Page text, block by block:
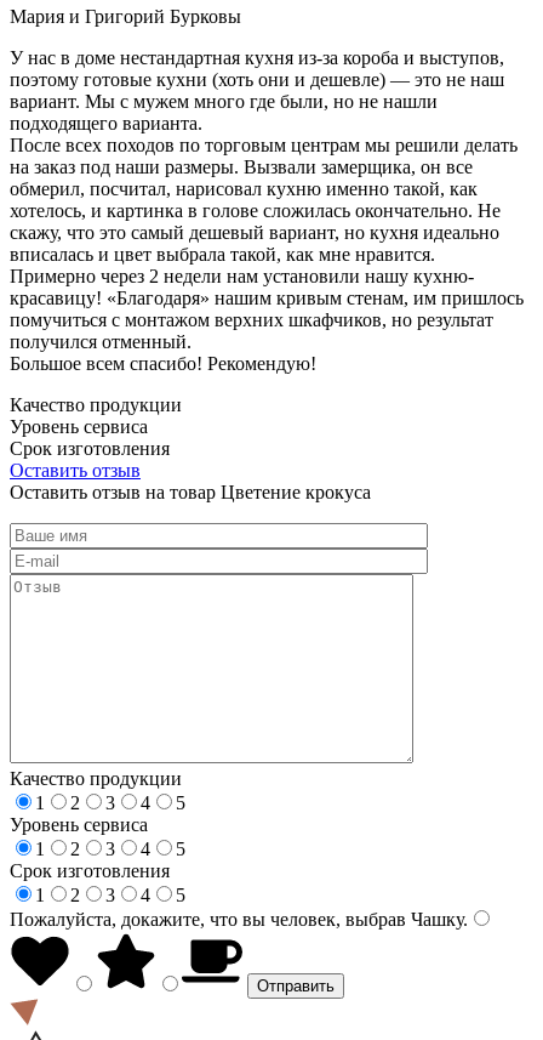
Мария и Григорий Бурковы
У нас в доме нестандартная кухня из-за короба и выступов,
поэтому готовые кухни (хоть они и дешевле) — это не наш
вариант. Мы с мужем много где были, но не нашли
подходящего варианта.
После всех походов по торговым центрам мы решили делать
на заказ под наши размеры. Вызвали замерщика, он все
обмерил, посчитал, нарисовал кухню именно такой, как
хотелось, и картинка в голове сложилась окончательно. Не
скажу, что это самый дешевый вариант, но кухня идеально
вписалась и цвет выбрала такой, как мне нравится.
Примерно через 2 недели нам установили нашу кухню-
красавицу! «Благодаря» нашим кривым стенам, им пришлось
помучиться с монтажом верхних шкафчиков, но результат
получился отменный.
Большое всем спасибо! Рекомендую!
Качество продукции
Уровень сервиса
Срок изготовления
Оставить отзыв
Оставить отзыв на товар Цветение крокуса
Качество продукции
1
2 3 4
5
Уровень сервиса
1
2 3 4
5
Срок изготовления
1
2 3 4
5
Пожалуйста, докажите, что вы человек, выбрав Чашку.